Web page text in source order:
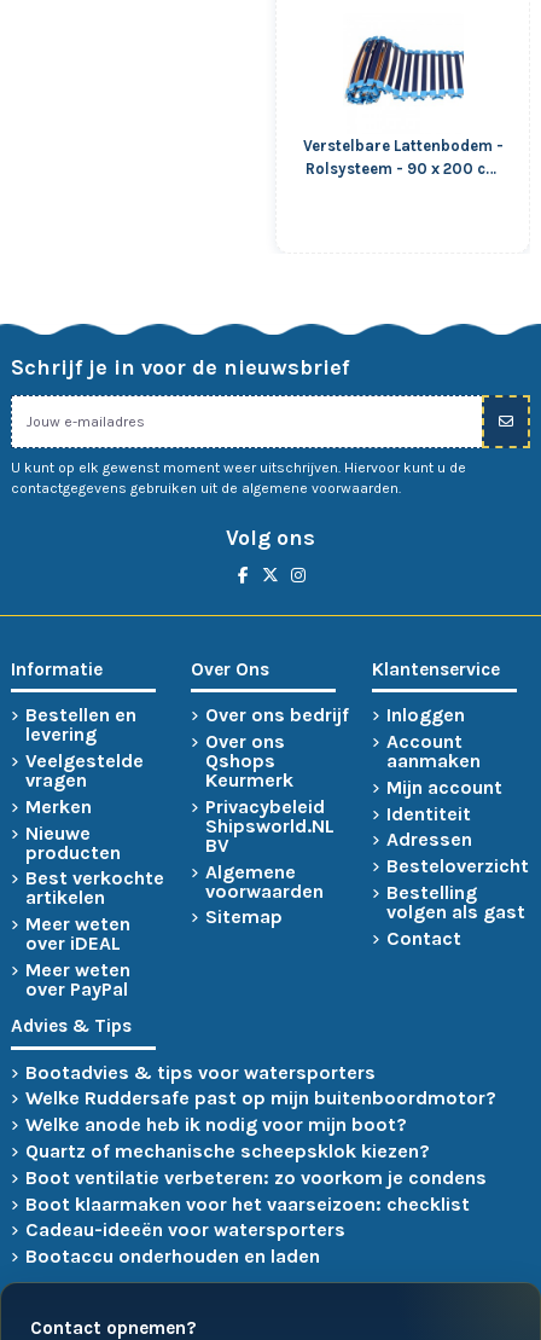
Verstelbare Lattenbodem -
Rolsysteem - 90 x 200 cm
Schrijf je in voor de nieuwsbrief
U kunt op elk gewenst moment weer uitschrijven. Hiervoor kunt u de
contactgegevens gebruiken uit de algemene voorwaarden.
Volg ons
Informatie
Bestellen en
levering
Veelgestelde
vragen
Merken
Nieuwe
producten
Best verkochte
artikelen
Meer weten
over iDEAL
Meer weten
over PayPal
Over Ons
Over ons bedrijf
Over ons
Qshops
Keurmerk
Privacybeleid
Shipsworld.NL
BV
Algemene
voorwaarden
Sitemap
Klantenservice
Inloggen
Account
aanmaken
Mijn account
Identiteit
Adressen
Besteloverzicht
Bestelling
volgen als gast
Contact
Advies & Tips
Bootadvies & tips voor watersporters
Welke Ruddersafe past op mijn buitenboordmotor?
Welke anode heb ik nodig voor mijn boot?
Quartz of mechanische scheepsklok kiezen?
Boot ventilatie verbeteren: zo voorkom je condens
Boot klaarmaken voor het vaarseizoen: checklist
Cadeau-ideeën voor watersporters
Bootaccu onderhouden en laden
Contact opnemen?